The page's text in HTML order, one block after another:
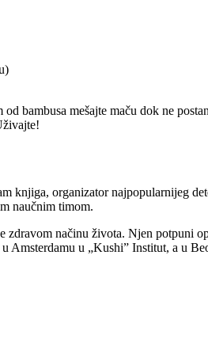
bambusa mešajte maču dok ne
knjiga, organizator najpopularnijeg
naučnim timom.
načinu života. Njen potpuni
Amsterdamu u „Kushi” Institut, a u